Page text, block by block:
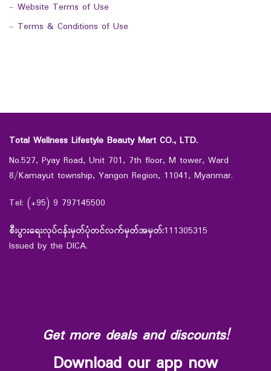
- Website Terms of Use
- Terms & Conditions of Use
Total Wellness Lifestyle Beauty Mart CO., LTD.
No.527, Pyay Road, Unit 701, 7th floor, M tower, Ward
8/Kamayut township, Yangon Region, 11041, Myanmar.
Tel: (+95) 9 797145500
စီးပွားရေးလုပ်ငန်းမှတ်ပုံတင်လက်မှတ်အမှတ်:111305315
Issued by the DICA.
Get more deals and discounts!
Download our app now